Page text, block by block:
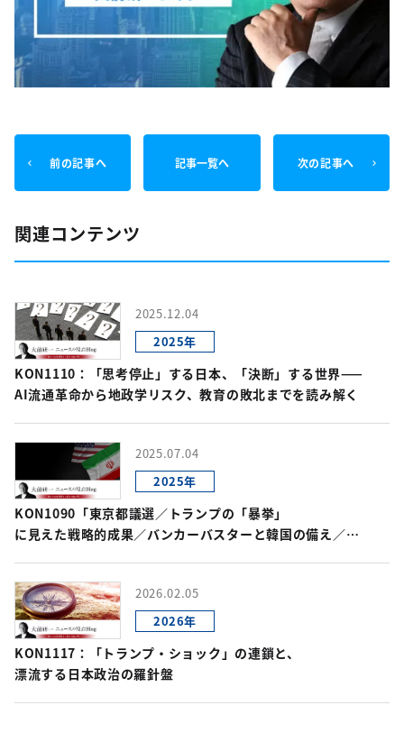
前の記事へ 記事一覧へ 次の記事へ
関連コンテンツ
2025.12.04
2025年
KON1110：「思考停止」する日本、「決断」する世界——
AI流通革命から地政学リスク、教育の敗北までを読み解く
2025.07.04
2025年
KON1090「東京都議選／トランプの「暴挙」
に見えた戦略的成果／バンカーバスターと韓国の備え／
2026.02.05
2026年
KON1117：「トランプ・ショック」の連鎖と、
漂流する日本政治の羅針盤